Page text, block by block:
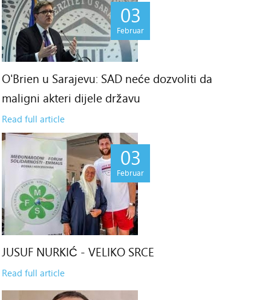
03
Februar
O'Brien u Sarajevu: SAD neće dozvoliti da
maligni akteri dijele državu
Read full article
03
Februar
JUSUF NURKIĆ - VELIKO SRCE
Read full article